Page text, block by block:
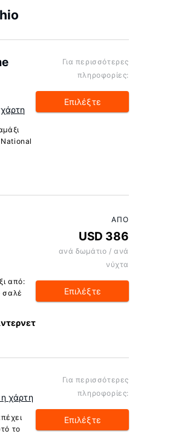
Για περισσότερες
πληροφορίες:
Επιλέξτε
από:
σαλέ
ΑΠΌ
USD 386
ανά δωμάτιο / ανά
νύχτα
Επιλέξτε
χάρτη
το
Για περισσότερες
πληροφορίες:
Επιλέξτε